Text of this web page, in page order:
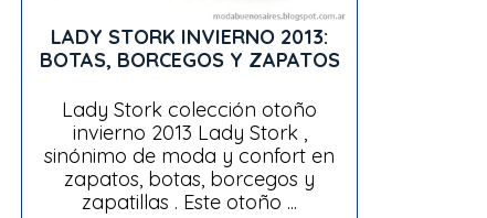
LADY STORK INVIERNO 2013:
BOTAS, BORCEGOS Y ZAPATOS
Lady Stork colección otoño
invierno 2013 Lady Stork ,
sinónimo de moda y confort en
zapatos, botas, borcegos y
zapatillas . Este otoño ...